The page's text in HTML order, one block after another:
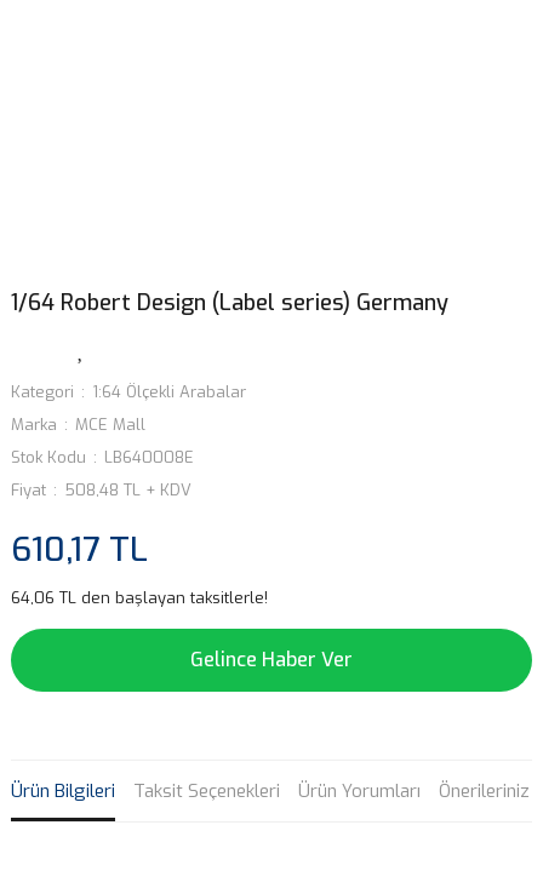
1/64 Robert Design (Label series) Germany
Kategori
1:64 Ölçekli Arabalar
Marka
MCE Mall
Stok Kodu
LB640008E
Fiyat
508,48 TL + KDV
610,17 TL
64,06 TL den başlayan taksitlerle!
Gelince Haber Ver
Ürün Bilgileri Taksit Seçenekleri Ürün Yorumları Önerileriniz